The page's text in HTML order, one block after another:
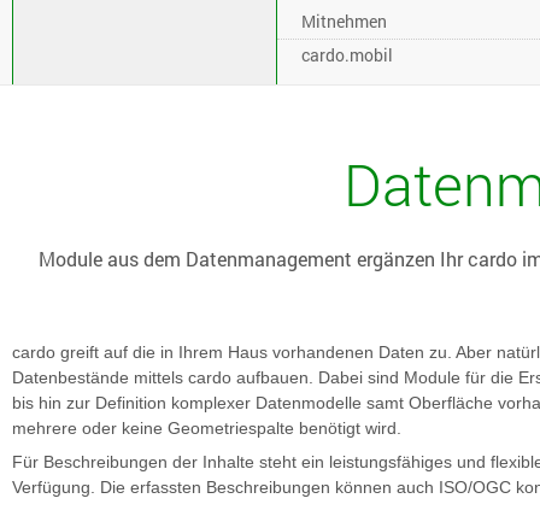
Mitnehmen
cardo.mobil
Module aus dem Datenmanagement ergänzen Ihr cardo
cardo greift auf die in Ihrem Haus vorhandenen Daten zu. Aber
Datenbestände mittels cardo aufbauen. Dabei sind Module für die
bis hin zur Definition komplexer Datenmodelle samt Oberfläche
mehrere oder keine Geometriespalte benötigt wird.
Für Beschreibungen der Inhalte steht ein leistungsfähiges und
Verfügung. Die erfassten Beschreibungen können auch ISO/OGC